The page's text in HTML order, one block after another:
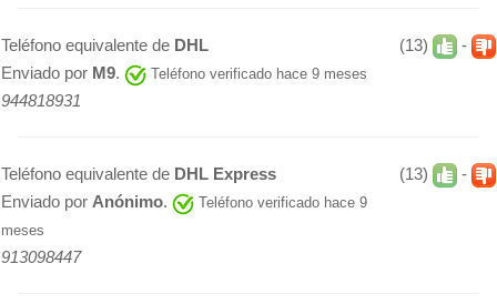
(13) -
Teléfono equivalente de DHL
Enviado por M9. Teléfono verificado hace 9 meses
944818931
(13) -
Teléfono equivalente de DHL Express
Enviado por Anónimo.
Teléfono verificado hace 9
meses
913098447